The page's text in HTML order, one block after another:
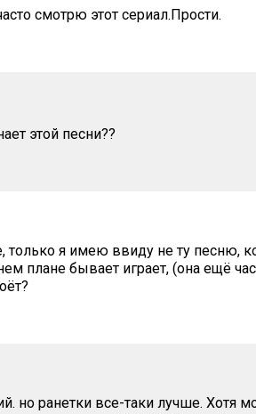
смотрю этот сериал.Прости.
этой песни??
я имею ввиду не ту песню,
плане бывает играет, (она ещё
но ранетки все-таки лучше. Хотя